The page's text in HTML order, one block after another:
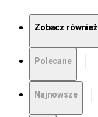
Zobacz również
Polecane
Najnowsze